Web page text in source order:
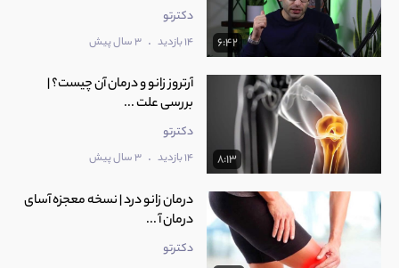
6:42
دکترتو
14 بازدید . 3 سال پیش
8:13
آرتروز زانو و درمان آن چیست؟ |
بررسی علت ...
دکترتو
14 بازدید . 3 سال پیش
درمان زانو درد | نسخه معجزه آسای
درمان آ ...
دکترتو